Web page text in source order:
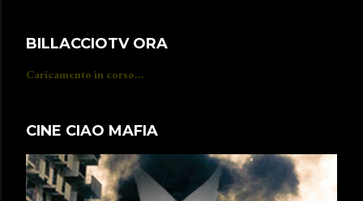
BILLACCIOTV ORA
Caricamento in corso...
CINE CIAO MAFIA